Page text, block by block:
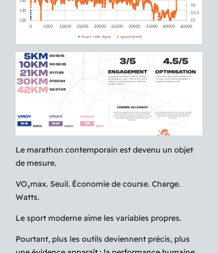
Le marathon contemporain est devenu un objet
de mesure.
VO₂max. Seuil. Économie de course. Charge.
Watts.
Le sport moderne aime les variables propres.
Pourtant, plus les outils deviennent précis, plus